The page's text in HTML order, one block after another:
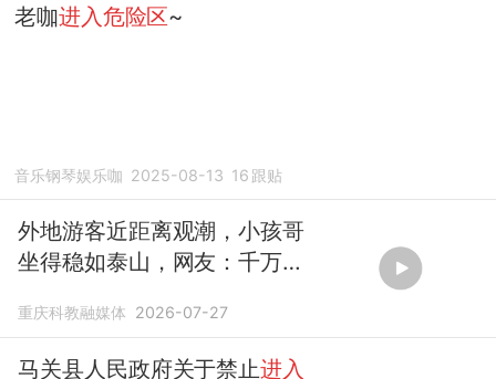
老咖进入危险区~
音乐钢琴娱乐咖 2025-08-13 16 跟贴
外地游客近距离观潮，小孩哥
坐得稳如泰山，网友：千万不
看
重庆科教融媒体 2026-07-27
马关县人民政府关于禁止进入